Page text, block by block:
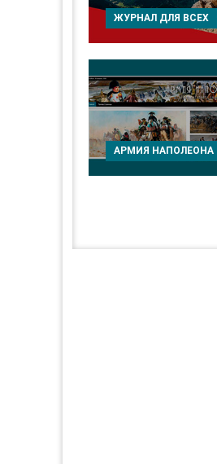
ЖУРНАЛ ДЛЯ ВСЕХ
АРМИЯ НАПОЛЕОНА